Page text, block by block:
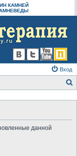
КАМНЕЙ
Вход
данной